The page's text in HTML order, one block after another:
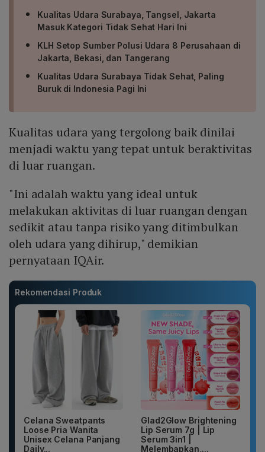
Kualitas Udara Surabaya, Tangsel, Jakarta
Masuk Kategori Tidak Sehat Hari Ini
KLH Setop Sumber Polusi Udara 8 Perusahaan di
Jakarta, Bekasi, dan Tangerang
Kualitas Udara Surabaya Tidak Sehat, Paling
Buruk di Indonesia Pagi Ini
Kualitas udara yang tergolong baik dinilai
menjadi waktu yang tepat untuk beraktivitas
di luar ruangan.
"Ini adalah waktu yang ideal untuk
melakukan aktivitas di luar ruangan dengan
sedikit atau tanpa risiko yang ditimbulkan
oleh udara yang dihirup," demikian
pernyataan IQAir.
Rekomendasi Produk
Celana Sweatpants
Loose Pria Wanita
Unisex Celana Panjang
Daily...
Glad2Glow Brightening
Lip Serum 7g | Lip
Serum 3in1 |
Melembapkan,...